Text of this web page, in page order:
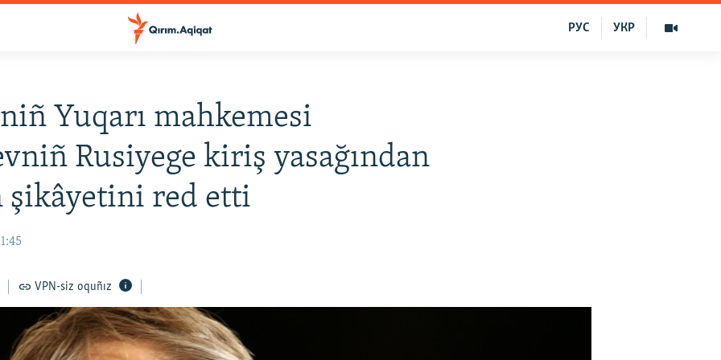
УКР
РУС
Yuqarı mahkemesi
Rusiyege kiriş yasağından
şikâyetini red etti
VPN-siz oquñız